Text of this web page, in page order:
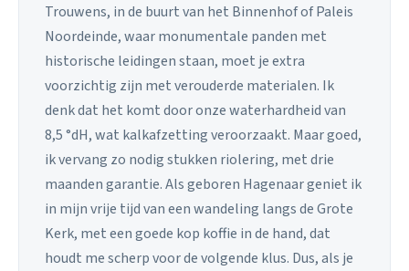
Trouwens, in de buurt van het Binnenhof of Paleis
Noordeinde, waar monumentale panden met
historische leidingen staan, moet je extra
voorzichtig zijn met verouderde materialen. Ik
denk dat het komt door onze waterhardheid van
8,5 °dH, wat kalkafzetting veroorzaakt. Maar goed,
ik vervang zo nodig stukken riolering, met drie
maanden garantie. Als geboren Hagenaar geniet ik
in mijn vrije tijd van een wandeling langs de Grote
Kerk, met een goede kop koffie in de hand, dat
houdt me scherp voor de volgende klus. Dus, als je